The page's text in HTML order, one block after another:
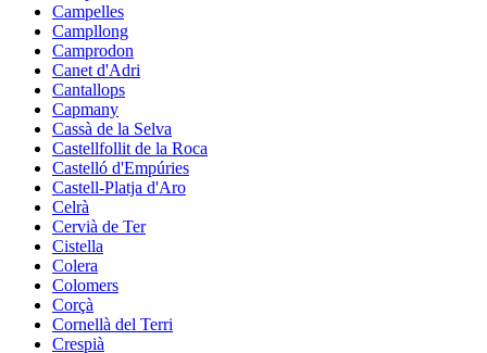
Campelles
Campllong
Camprodon
Canet d'Adri
Cantallops
Capmany
Cassà de la Selva
Castellfollit de la Roca
Castelló d'Empúries
Castell-Platja d'Aro
Celrà
Cervià de Ter
Cistella
Colera
Colomers
Corçà
Cornellà del Terri
Crespià